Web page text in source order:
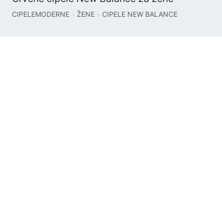
CIPELEMODERNE ŽENE CIPELE NEW BALANCE